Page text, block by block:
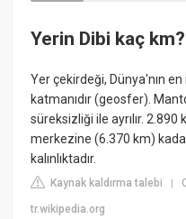
Yerin Dibi kaç km?
Yer çekirdeği, Dünya'nın en
katmanıdır (geosfer).
süreksizliği ile ayrılır.
merkezine (6.370 km)
kalınlıktadır.
Kaynak kaldırma talebi |
tr.wikipedia.org